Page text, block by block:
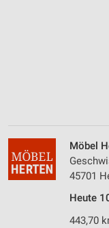
Möbel
45701
Heute
443,70